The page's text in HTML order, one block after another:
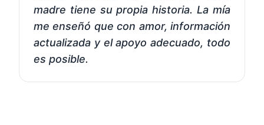
madre tiene su propia historia. La mía
me enseñó que con amor, información
actualizada y el apoyo adecuado, todo
es posible.